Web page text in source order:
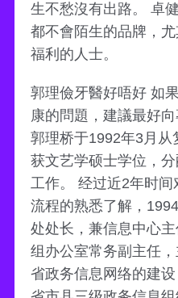
生不愁沒有出路。 卓
都不會陌生的品牌，
福利的人士。
郭理儉牙醫好唔好 如
康的問題，建議最好
郭理桥于1992年3月从
获文艺学硕士学位，
工作。 经过近2年时
流程的熟悉了解，
处处长，兼信息中心
组办公室常务副主任
省政务信息网络的建